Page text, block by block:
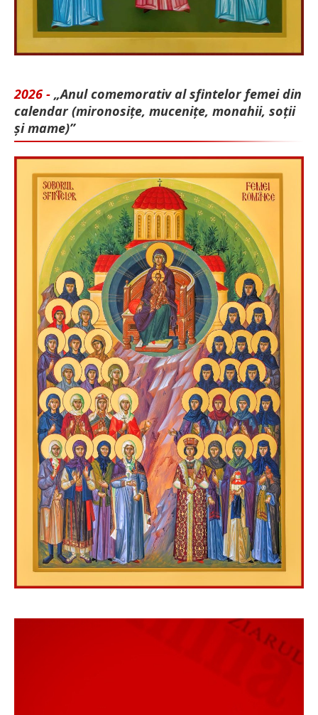
2026 - „Anul comemorativ al sfintelor femei din
calendar (mironosițe, mu­cenițe, monahii, soții
și mame)”